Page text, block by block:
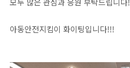
아동안전지킴이 화이팅입니다!!!